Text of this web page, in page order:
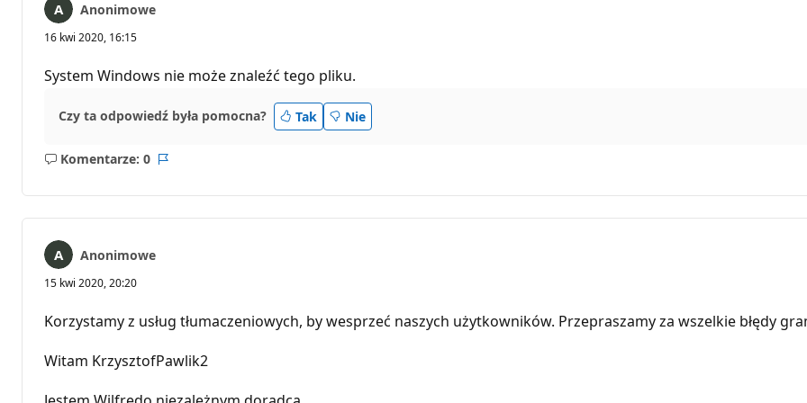
Anonimowe
16 kwi 2020, 16:15
System Windows nie może znaleźć tego pliku.
Czy ta odpowiedź była pomocna? Tak Nie
Komentarze: 0
Brak
Anonimowe
15 kwi 2020, 20:20
Korzystamy z usług tłumaczeniowych, by wesprzeć naszych użytkowników. Przepraszamy za wszelkie błędy
Witam KrzysztofPawlik2